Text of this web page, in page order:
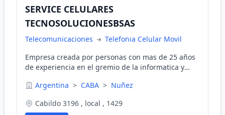
SERVICE CELULARES
TECNOSOLUCIONESBSAS
Telecomunicaciones
Telefonia Celular Movil
Empresa creada por personas con mas de 25 años
de experiencia en el gremio de la informatica y
ayudarlos, darles soluciones y asesoramiento. Lo
local de referencia para sus problemas de
Argentina > CABA > Nuñez
Cabildo 3196 , local , 1429